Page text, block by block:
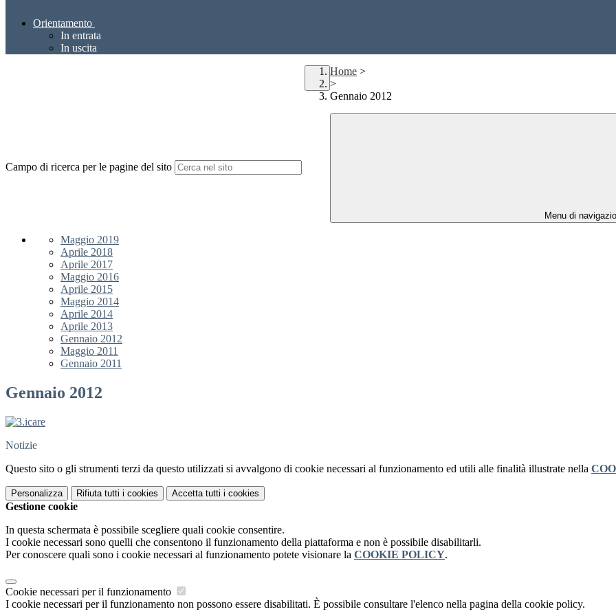
Orientamento
In entrata
In uscita
Campo di ricerca per le pagine del sito
Home >
>
Gennaio 2012
Menu di
Maggio 2019
Aprile 2018
Aprile 2017
Maggio 2016
Aprile 2015
Maggio 2014
Aprile 2014
Aprile 2013
Gennaio 2012
Maggio 2011
Gennaio 2011
Gennaio 2012
Notizie
Questo sito o gli strumenti terzi da questo utilizzati si avvalgono di cookie necessari al funzionamento ed utili alle finalità illustrate nella
Personalizza Rifiuta tutti i cookies Accetta tutti i cookies
Gestione cookie
In questa schermata è possibile scegliere quali cookie consentire.
I cookie necessari sono quelli che consentono il funzionamento della piattaforma e non è possibile disabilitarli.
Per conoscere quali sono i cookie necessari al funzionamento potete visionare la COOKIE POLICY.
Cookie necessari per il funzionamento
I cookie necessari per il funzionamento non possono essere disabilitati. È possibile consultare l'elenco nella pagina della cookie policy.